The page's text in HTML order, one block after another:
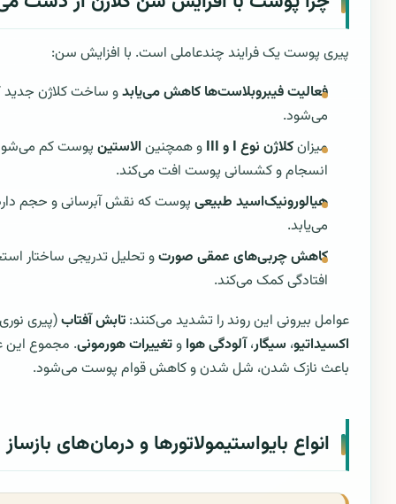
پیری پوست یک فرایند چندعاملی است. با افزایش سن:
فعالیت فیبروبلاست‌ها کاهش می‌یابدو ساخت کلاژن جدید
می‌شود.
میزانکلاژن نوع I و III و همچنین الاستین پوست کم
انسجام و کشسانی پوست افت می‌کند.
هیالورونیک‌اسید طبیعی پوست که نقش آبرسانی و حجم
می‌یابد.
کاهش چربی‌های عمقی صورتو تحلیل تدریجی ساختار
افتادگی کمک می‌کند.
عوامل بیرونی این روند را تشدید می‌کنند: تابش آفتاب(پیری
اکسیداتیو، سیگار،آلودگی هوا وتغییرات هورمونی. مجموع این
باعث نازک شدن، شل شدن و کاهش قوام پوست می‌شود.
انواع بایواستیمولاتورها و درمان‌های بازساز